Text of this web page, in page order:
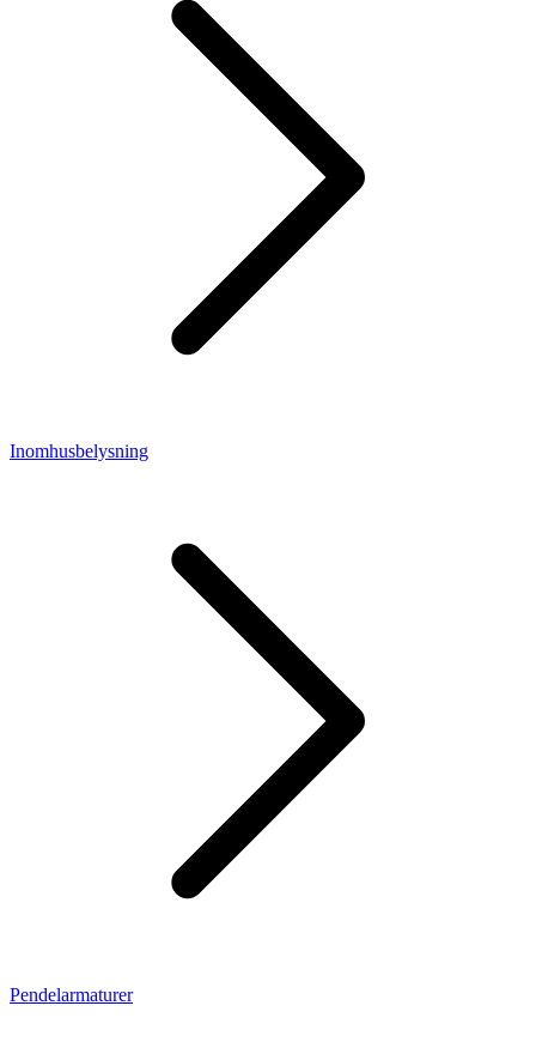
Inomhusbelysning
Pendelarmaturer